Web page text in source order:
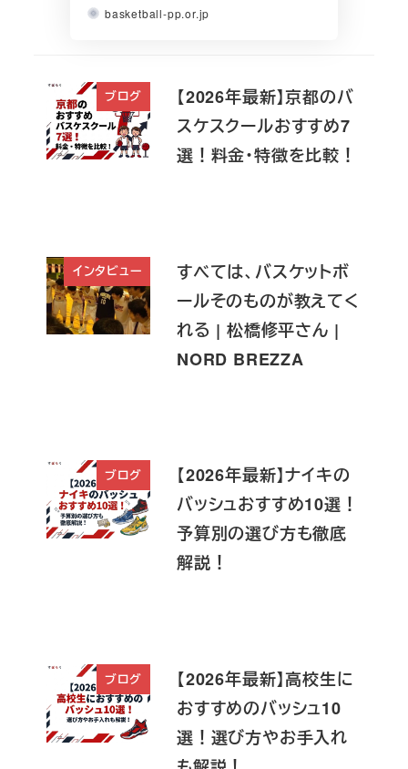
basketball-pp.or.jp
ブログ
【2026年最新】京都のバ
スケスクールおすすめ7
選！料金・特徴を比較！
インタビュー
すべては、バスケットボ
ールそのものが教えてく
れる | 松橋修平さん |
NORD BREZZA
ブログ
【2026年最新】ナイキの
バッシュおすすめ10選！
予算別の選び方も徹底
解説！
ブログ
【2026年最新】高校生に
おすすめのバッシュ10
選！選び方やお手入れ